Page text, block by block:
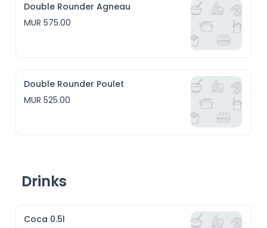
Double Rounder Agneau
MUR 575.00
Double Rounder Poulet
MUR 525.00
Drinks
Coca 0.5l